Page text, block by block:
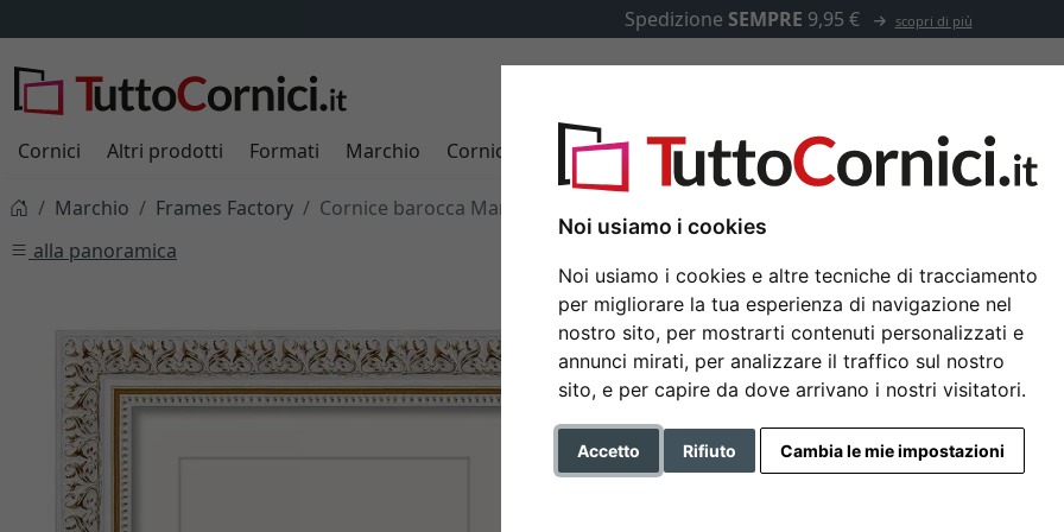
Noi usiamo i cookies
Noi usiamo i cookies e altre tecniche di tracciamento
per migliorare la tua esperienza di navigazione nel
nostro sito, per mostrarti contenuti personalizzati e
annunci mirati, per analizzare il traffico sul nostro
sito, e per capire da dove arrivano i nostri visitatori.
Accetto Rifiuto Cambia le mie impostazioni
Spedizione SEMPRE 9,95 € scopri di più
Cornici Altri prodotti Formati Marchio Cornici su misura Passepartout Accessori
Marchio Frames Factory
Cornice barocca Maria
alla panoramica
Cornice barocca
Colore